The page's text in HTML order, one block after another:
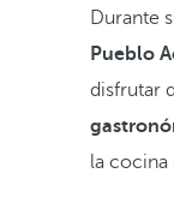
Durante
Pueblo
disfrutar
la cocina